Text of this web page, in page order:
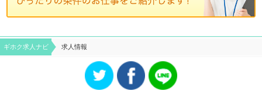
ギホク求⼈ナビ 求人情報